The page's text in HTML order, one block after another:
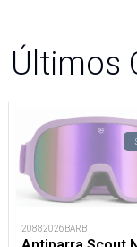
Últimos
20882026BARB